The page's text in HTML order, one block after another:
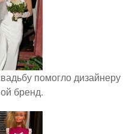
помогло дизайнеру
бренд.